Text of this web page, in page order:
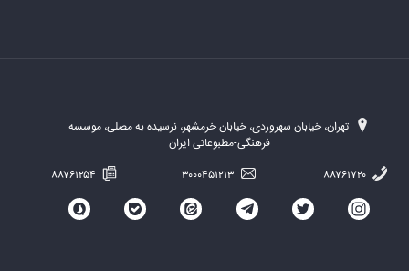
تهران، خیابان سهروردی، خیابان خرمشهر، نرسیده به مصلی، موسسه
فرهنگی-مطبوعاتی ایران